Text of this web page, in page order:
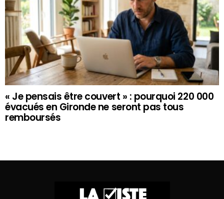
« Je pensais être couvert » : pourquoi 220 000
évacués en Gironde ne seront pas tous
remboursés